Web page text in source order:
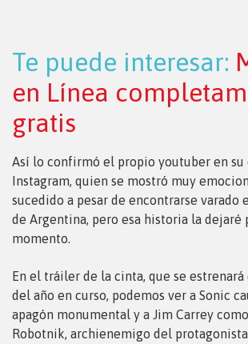
Te puede interesar:
en Línea
gratis
Así lo confirmó el propio youtuber en su
Instagram, quien se mostró muy
sucedido a pesar de encontrarse varado
de Argentina, pero esa historia la dejaré
momento.
En el tráiler de la cinta, que se
del año en curso, podemos ver a Sonic
apagón monumental y a Jim Carrey
Robotnik, archienemigo del